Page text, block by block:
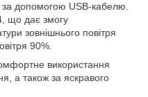
за допомогою USB-кабелю.
що дає змогу
зовнішнього повітря
90%.
використання
а також за яскравого